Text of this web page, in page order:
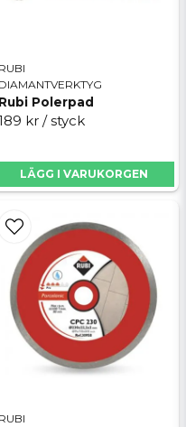
RUBI
DIAMANTVERKTYG
Rubi Polerpad
kr / styck
LÄGG I VARUKORGEN
RUBI